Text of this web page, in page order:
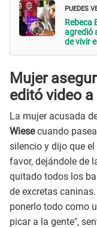
PUEDES
Rebeca
agredió
de vivir
Mujer
editó video
La mujer acusada
Wiesecuando
silencio y dijo que
favor, dejándole de
quitado todos los
de excretas
ponerlo todo como
picar a la gente",